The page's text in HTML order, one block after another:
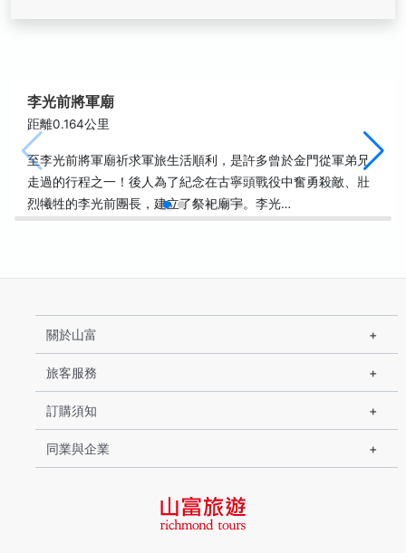
李光前將軍廟
距離0.164公里
至李光前將軍廟祈求軍旅生活順利，是許多曾於金門從軍弟兄
走過的行程之一！後人為了紀念在古寧頭戰役中奮勇殺敵、壯
烈犧牲的李光前團長，建立了祭祀廟宇。李光…
關於山富
旅客服務
訂購須知
同業與企業